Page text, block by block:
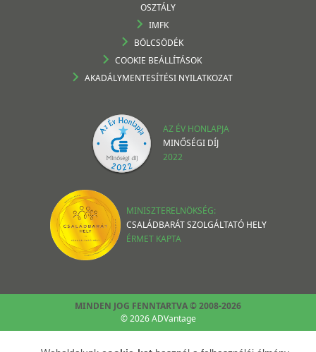
OSZTÁLY
IMFK
BÖLCSÖDÉK
COOKIE BEÁLLÍTÁSOK
AKADÁLYMENTESÍTÉSI NYILATKOZAT
AZ ÉV HONLAPJA
MINŐSÉGI DÍJ
2022
MINISZTERELNÖKSÉG:
CSALÁDBARÁT SZOLGÁLTATÓ HELY
ÉRMET KAPTA
MINDEN JOG FENNTARTVA © 2008-2026
© 2026 ADVantage